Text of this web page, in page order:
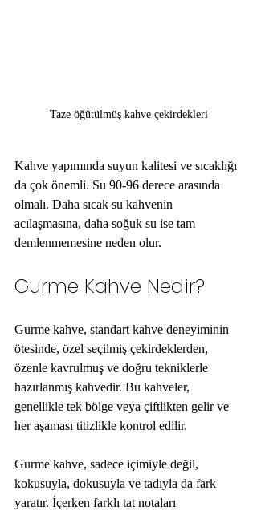
Taze öğütülmüş kahve çekirdekleri
Kahve yapımında suyun kalitesi ve sıcaklığı
da çok önemli. Su 90-96 derece arasında
olmalı. Daha sıcak su kahvenin
acılaşmasına, daha soğuk su ise tam
demlenmemesine neden olur.
Gurme Kahve Nedir?
Gurme kahve, standart kahve deneyiminin
ötesinde, özel seçilmiş çekirdeklerden,
özenle kavrulmuş ve doğru tekniklerle
hazırlanmış kahvedir. Bu kahveler,
genellikle tek bölge veya çiftlikten gelir ve
her aşaması titizlikle kontrol edilir.
Gurme kahve, sadece içimiyle değil,
kokusuyla, dokusuyla ve tadıyla da fark
yaratır. İçerken farklı tat notaları